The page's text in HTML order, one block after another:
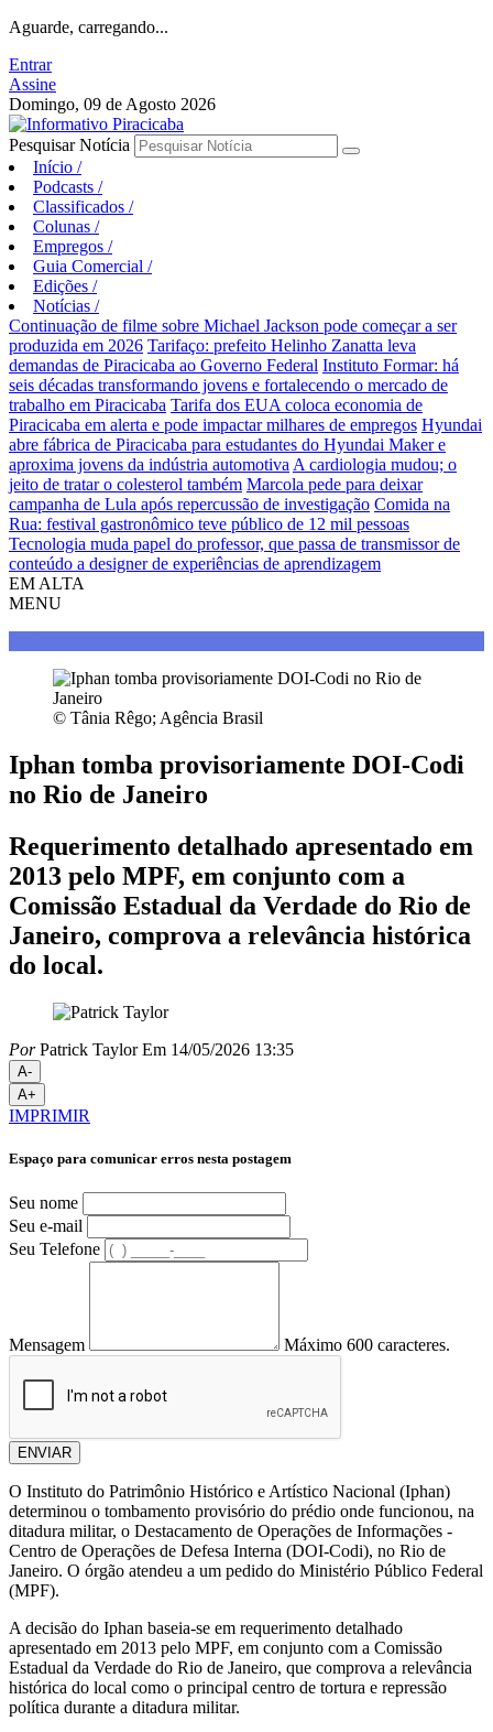
Aguarde, carregando...
Entrar
Assine
Domingo, 09 de Agosto 2026
Pesquisar Notícia
Início /
Podcasts /
Classificados /
Colunas /
Empregos /
Guia Comercial /
Edições /
Notícias /
Continuação de filme sobre Michael Jackson pode começar a ser
produzida em 2026 Tarifaço: prefeito Helinho Zanatta leva
demandas de Piracicaba ao Governo Federal Instituto Formar: há
seis décadas transformando jovens e fortalecendo o mercado de
trabalho em Piracicaba Tarifa dos EUA coloca economia de
Piracicaba em alerta e pode impactar milhares de empregos Hyundai
abre fábrica de Piracicaba para estudantes do Hyundai Maker e
aproxima jovens da indústria automotiva A cardiologia mudou; o
jeito de tratar o colesterol também Marcola pede para deixar
campanha de Lula após repercussão de investigação Comida na
Rua: festival gastronômico teve público de 12 mil pessoas
Tecnologia muda papel do professor, que passa de transmissor de
conteúdo a designer de experiências de aprendizagem
EM ALTA
MENU
© Tânia Rêgo; Agência Brasil
Iphan tomba provisoriamente DOI-Codi
no Rio de Janeiro
Requerimento detalhado apresentado em
2013 pelo MPF, em conjunto com a
Comissão Estadual da Verdade do Rio de
Janeiro, comprova a relevância histórica
do local.
PorPatrick Taylor Em 14/05/2026 13:35
A-
A+
IMPRIMIR
Espaço para comunicar erros nesta postagem
Seu nome
Seu e-mail
Seu Telefone
Mensagem Máximo 600 caracteres.
ENVIAR
O Instituto do Patrimônio Histórico e Artístico Nacional (Iphan)
determinou o tombamento provisório do prédio onde funcionou, na
ditadura militar, o Destacamento de Operações de Informações -
Centro de Operações de Defesa Interna (DOI-Codi), no Rio de
Janeiro. O órgão atendeu a um pedido do Ministério Público Federal
(MPF).
A decisão do Iphan baseia-se em requerimento detalhado
apresentado em 2013 pelo MPF, em conjunto com a Comissão
Estadual da Verdade do Rio de Janeiro, que comprova a relevância
histórica do local como o principal centro de tortura e repressão
política durante a ditadura militar.